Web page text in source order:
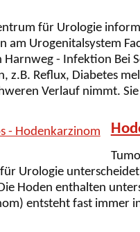
für Urologie
am Urogenitalsystem
Harnweg - Infektion Bei
z.B. Reflux, Diabetes
Verlauf nimmt.
Urologie
Hoden enthalten
entsteht fast immer